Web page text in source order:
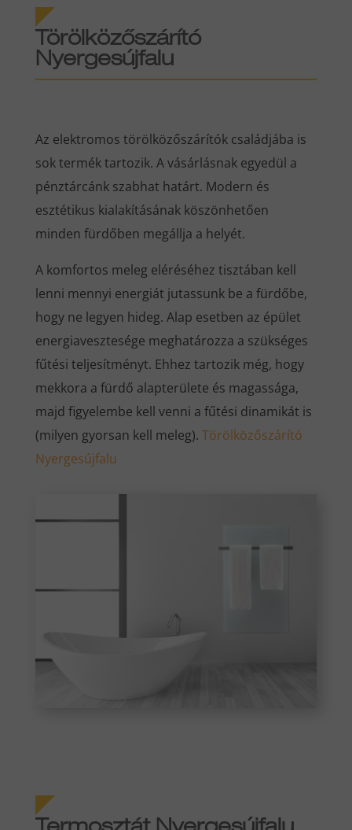
Törölközőszárító
Nyergesújfalu
Az elektromos törölközőszárítók családjába is
sok termék tartozik. A vásárlásnak egyedül a
pénztárcánk szabhat határt. Modern és
esztétikus kialakításának köszönhetően
minden fürdőben megállja a helyét.
A komfortos meleg eléréséhez tisztában kell
lenni mennyi energiát jutassunk be a fürdőbe,
hogy ne legyen hideg. Alap esetben az épület
energiavesztesége meghatározza a szükséges
fűtési teljesítményt. Ehhez tartozik még, hogy
mekkora a fürdő alapterülete és magassága,
majd figyelembe kell venni a fűtési dinamikát is
(milyen gyorsan kell meleg). Törölközőszárító
Nyergesújfalu